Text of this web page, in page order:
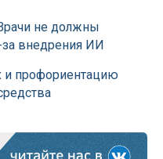
не должны
внедрения ИИ
и профориентацию